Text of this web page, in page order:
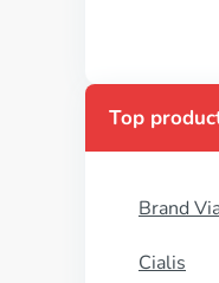
Top
Brand
Cialis